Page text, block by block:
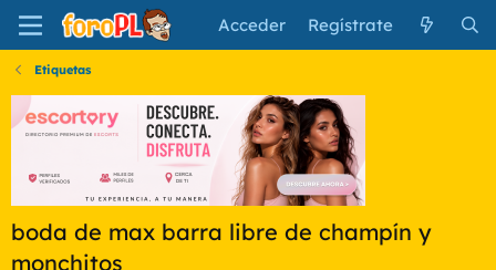
Acceder Regístrate
Etiquetas
boda de max barra libre de champín y
monchitos